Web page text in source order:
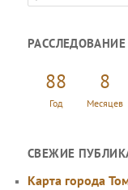
о
с
РАССЛЕДОВАНИЕ
88
Год
8
Месяцев
СВЕЖИЕ
Карта города